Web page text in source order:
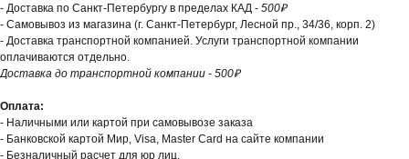
- Доставка по Санкт-Петербургу в пределах КАД - 500₽
- Самовывоз из магазина (г. Санкт-Петербург, Лесной пр., 34/36, корп. 2)
- Доставка транспортной компанией. Услуги транспортной компании
оплачиваются отдельно.
Доставка до транспортной компании - 500₽
Оплата:
- Наличными или картой при самовывозе заказа
- Банковской картой Мир, Visa, Master Card на сайте компании
- Безналичный расчет для юр лиц.